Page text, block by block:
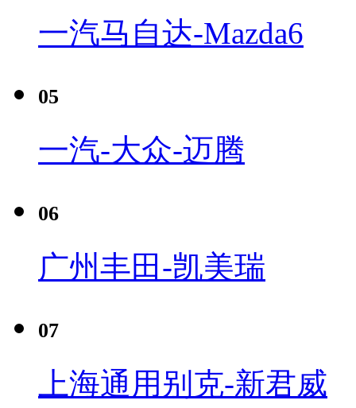
一汽马自达-Mazda6
05
一汽-大众-迈腾
06
广州丰田-凯美瑞
07
上海通用别克-新君威